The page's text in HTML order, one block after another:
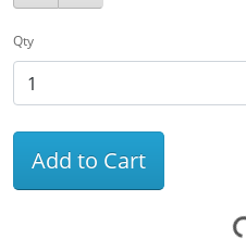
Qty
Add to Cart